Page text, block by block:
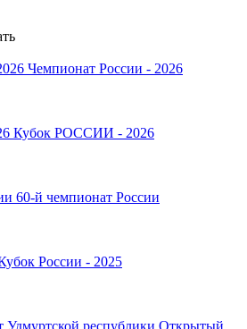
Чемпионат России - 2026
Кубок РОССИИ - 2026
60-й чемпионат России
России - 2025
Открытый